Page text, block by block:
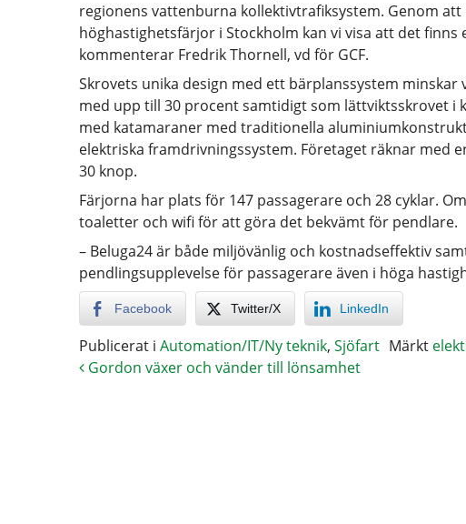
regionens vattenburna kollektivtrafiksystem. Genom
höghastighetsfärjor i Stockholm kan vi visa att det
kommenterar Fredrik Thornell, vd för GCF.
Skrovets unika design med ett bärplanssystem
med upp till 30 procent samtidigt som lättviktsskrovet
med katamaraner med traditionella
elektriska framdrivningssystem. Företaget räknar med
30 knop.
Färjorna har plats för 147 passagerare och 28 cyklar.
toaletter och wifi för att göra det bekvämt för pendlare.
– Beluga24 är både miljövänlig och kostnadseffektiv
pendlingsupplevelse för passagerare även i höga
Facebook Twitter/X LinkedIn
Publicerat i Automation/IT/Ny teknik, Sjöfart Märkt
Gordon växer och vänder till lönsamhet